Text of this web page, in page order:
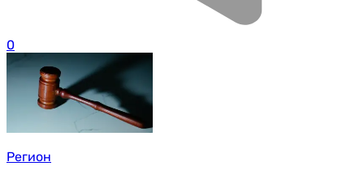
0
Регион